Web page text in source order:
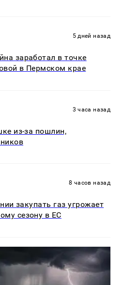
5 дней назад
заработал в точке
в Пермском крае
3 часа назад
из-за пошлин,
8 часов назад
закупать газ угрожает
сезону в ЕС